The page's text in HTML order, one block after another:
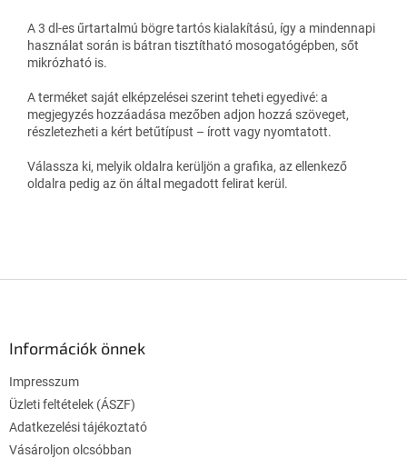
A 3 dl-es űrtartalmú bögre tartós kialakítású, így a mindennapi
használat során is bátran tisztítható mosogatógépben, sőt
mikrózható is.
A terméket saját elképzelései szerint teheti egyedivé: a
megjegyzés hozzáadása mezőben adjon hozzá szöveget,
részletezheti a kért betűtípust – írott vagy nyomtatott.
Válassza ki, melyik oldalra kerüljön a grafika, az ellenkező
oldalra pedig az ön által megadott felirat kerül.
Információk önnek
Impresszum
Üzleti feltételek (ÁSZF)
Adatkezelési tájékoztató
Vásároljon olcsóbban